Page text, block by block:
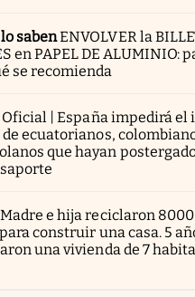
sabenENVOLVER la
en PAPEL DE ALUMINIO:
se recomienda
Oficial | España impedirá el
de ecuatorianos,
que hayan
Madre e hija reciclaron
construir una casa. 5
una vivienda de 7